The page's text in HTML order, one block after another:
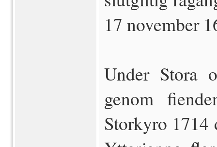
17 november
Under Stora
genom
Storkyro 1714